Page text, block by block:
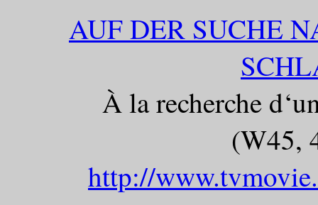
AUF DER SUCHE
À la recherche
(W45,
http://